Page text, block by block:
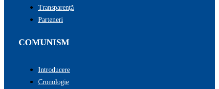
Transparenţă
Parteneri
COMUNISM
Introducere
Cronologie